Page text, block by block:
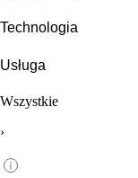
Technologia
Usługa
Wszystkie
›